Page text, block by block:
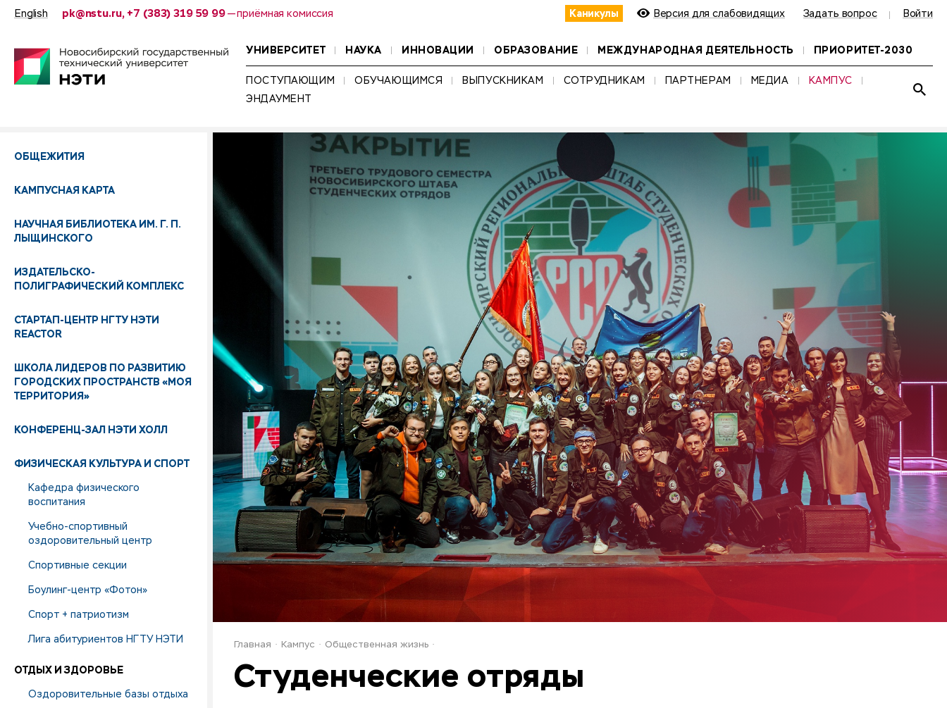
English pk@nstu.ru, +7 (383) 319 59 99— приёмная комиссия Каникулы Версия для слабовидящих Задать вопрос Войти
УНИВЕРСИТЕТ НАУКА ИННОВАЦИИ ОБРАЗОВАНИЕ МЕЖДУНАРОДНАЯ ДЕЯТЕЛЬНОСТЬ ПРИОРИТЕТ-2030
ПОСТУПАЮЩИМ ОБУЧАЮЩИМСЯ ВЫПУСКНИКАМ СОТРУДНИКАМ ПАРТНЕРАМ МЕДИА
КАМПУС
ЭНДАУМЕНТ
НАЙТИ
ОБЩЕЖИТИЯ
КАМПУСНАЯ КАРТА
НАУЧНАЯ БИБЛИОТЕКА ИМ. Г. П.
ЛЫЩИНСКОГО
ИЗДАТЕЛЬСКО-
ПОЛИГРАФИЧЕСКИЙ КОМПЛЕКС
СТАРТАП-ЦЕНТР НГТУ НЭТИ
REACTOR
ШКОЛА ЛИДЕРОВ ПО РАЗВИТИЮ
ГОРОДСКИХ ПРОСТРАНСТВ «МОЯ
ТЕРРИТОРИЯ»
КОНФЕРЕНЦ-ЗАЛ НЭТИ ХОЛЛ
ФИЗИЧЕСКАЯ КУЛЬТУРА И СПОРТ
Кафедра физического
воспитания
Учебно-спортивный
оздоровительный центр
Спортивные секции
Боулинг-центр «Фотон»
Спорт + патриотизм
Лига абитуриентов НГТУ НЭТИ
ОТДЫХ И ЗДОРОВЬЕ
Оздоровительные базы отдыха
Главная Кампус Общественная жизнь
Студенческие отряды